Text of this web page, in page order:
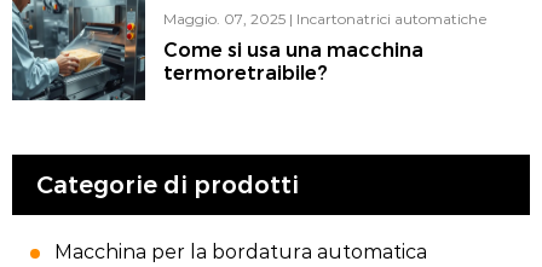
Maggio. 07, 2025 | Incartonatrici automatiche
Come si usa una macchina
termoretraibile?
Categorie di prodotti
Macchina per la bordatura automatica